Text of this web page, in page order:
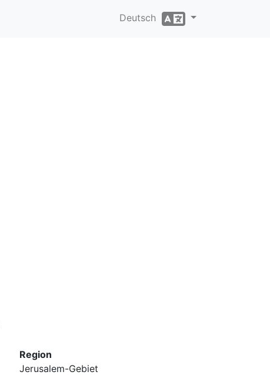
Deutsch
Region
Jerusalem-Gebiet